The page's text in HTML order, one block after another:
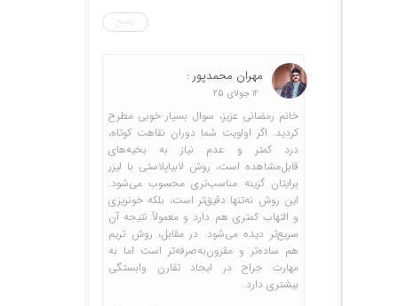
پاسخ
مهران محمدپور :
12 جولای 25
خانم رمضانی عزیز، سوال بسیار خوبی مطرح
کردید. اگر اولویت شما دوران نقاهت کوتاه،
درد کمتر و عدم نیاز به بخیه‌های
قابل‌مشاهده است، روش لابیاپلاستی با لیزر
برایتان گزینه مناسب‌تری محسوب می‌شود.
این روش نه‌تنها دقیق‌تر است، بلکه خونریزی
و التهاب کمتری هم دارد و معمولاً نتیجه آن
سریع‌تر دیده می‌شود. در مقابل، روش تریم
هم ساده‌تر و مقرون‌به‌صرفه‌تر است اما به
مهارت جراح در ایجاد تقارن وابستگی
بیشتری دارد.